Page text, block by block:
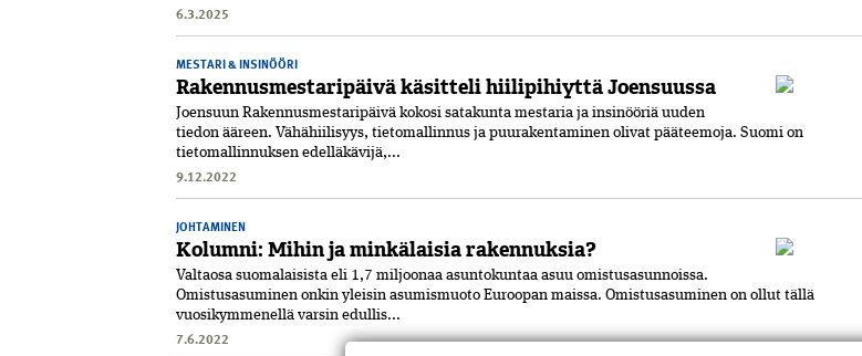
6.3.2025
MESTARI & INSINÖÖRI
Rakennus­mestaripäivä käsitteli hiilipihiyttä Joensuussa
Joensuun Rakennus­mestaripäivä kokosi satakunta mestaria ja insinööriä uuden
tiedon ääreen. Vähähiilisyys, tietomallinnus ja puurakentaminen olivat pääteemoja. Suomi on
tietomallinnuksen edelläkävijä,...
9.12.2022
JOHTAMINEN
Kolumni: Mihin ja minkälaisia rakennuksia?
Valtaosa suomalaisista eli 1,7 miljoo­naa asuntokuntaa asuu omistusasunnoissa.
Omistus­asuminen onkin yleisin asumismuoto Euroopan maissa. Omistusasuminen on ollut tällä
vuosikymmenellä varsin edullis...
7.6.2022